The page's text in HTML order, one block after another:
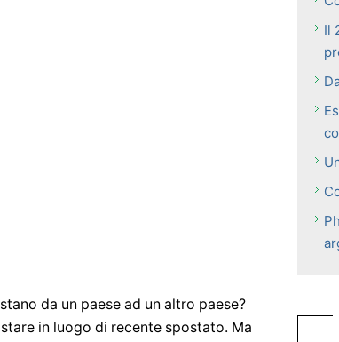
da un paese ad un altro paese?
in luogo di recente spostato. Ma
Il